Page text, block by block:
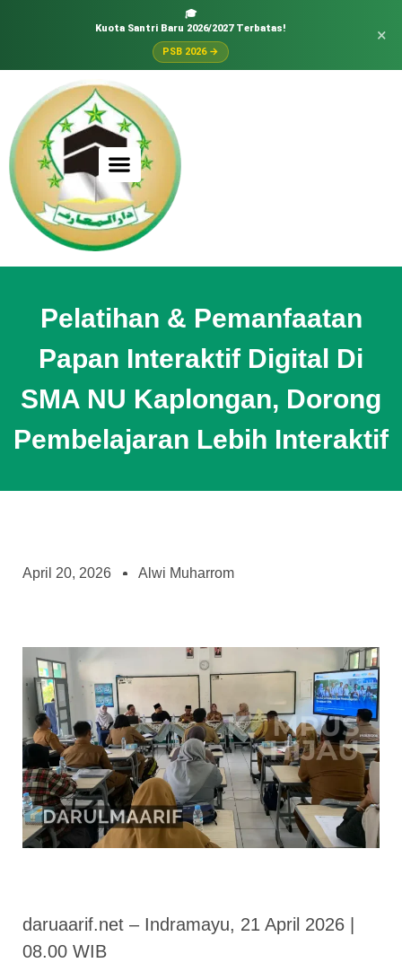
🎓
Kuota Santri Baru 2026/2027 Terbatas!
PSB 2026 →
×
Pelatihan & Pemanfaatan
Papan Interaktif Digital Di
SMA NU Kaplongan, Dorong
Pembelajaran Lebih Interaktif
April 20, 2026 Alwi Muharrom
daruaarif.net – Indramayu, 21 April 2026 |
08.00 WIB